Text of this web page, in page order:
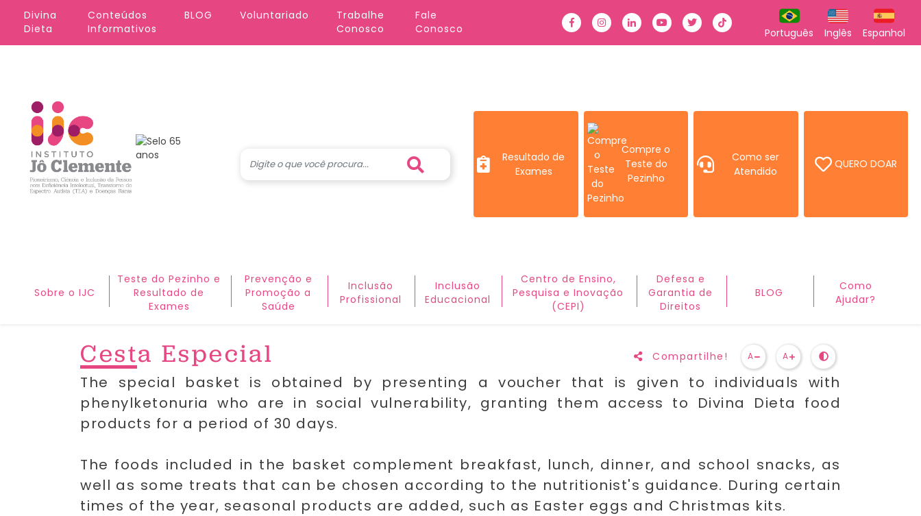
Divina
Dieta
Conteúdos
Informativos
BLOG Voluntariado
Trabalhe
Conosco
Fale
Conosco
FacebookInstagramLinkedinYoutubeTwitterTikTok Português Inglês Espanhol
Resultado de
Exames
Compre o
Teste do
Pezinho
Como ser
Atendido
QUERO DOAR
Sobre o IJC
Teste do Pezinho e
Resultado de
Exames
Prevenção e
Promoção a
Saúde​
Inclusão
Profissional
Inclusão
Educacional
Centro de Ensino,
Pesquisa e Inovação
(CEPI)​
Defesa e
Garantia de
Direitos​
BLOG
Como
Ajudar?ㅤ
Cesta Especial Compartilhe! A A
The special basket is obtained by presenting a voucher that is given to individuals with
phenylketonuria who are in social vulnerability, granting them access to Divina Dieta food
products for a period of 30 days.
The foods included in the basket complement breakfast, lunch, dinner, and school snacks, as
well as some treats that can be chosen according to the nutritionist's guidance. During certain
times of the year, seasonal products are added, such as Easter eggs and Christmas kits.